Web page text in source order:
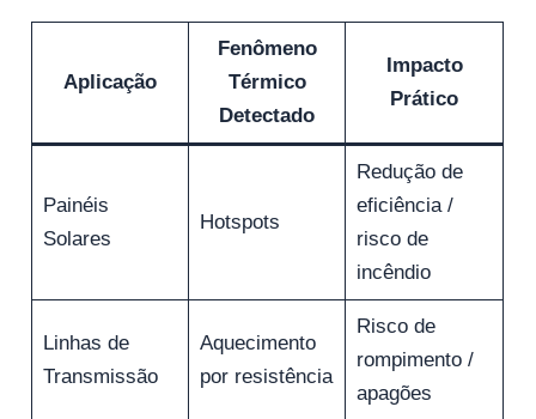
Aplicação
Fenômeno
Térmico
Detectado
Impacto
Prático
Painéis
Solares
Hotspots
Redução de
eficiência /
risco de
incêndio
Linhas de
Transmissão
Aquecimento
por resistência
Risco de
rompimento /
apagões